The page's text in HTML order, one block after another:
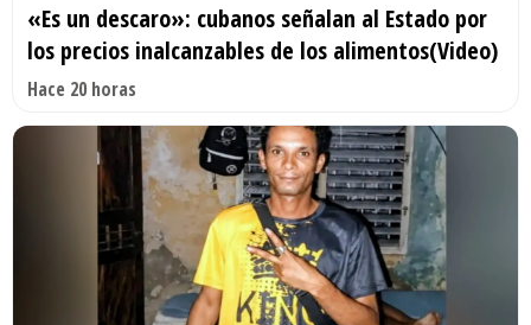
«Es un descaro»: cubanos señalan al Estado por
los precios inalcanzables de los alimentos(Video)
Hace 20 horas